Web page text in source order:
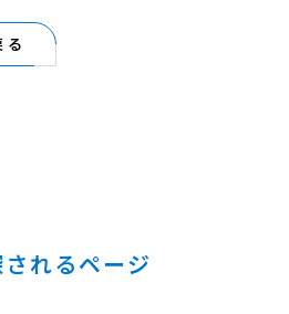
る
れるページ